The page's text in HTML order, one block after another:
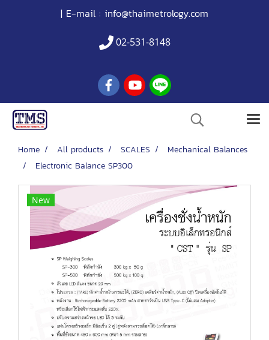
| E-mail : info@thaimetrology.com
02-531-8148
Home All products SCALES
Mechanical Balances
Electronic Balance SP300
New